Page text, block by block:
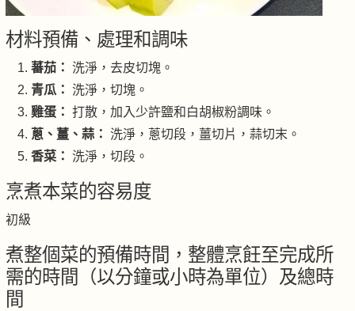
材料預備、處理和調味
蕃茄： 洗淨，去皮切塊。
青瓜： 洗淨，切塊。
雞蛋： 打散，加入少許鹽和白胡椒粉調味。
蔥、薑、蒜： 洗淨，蔥切段，薑切片，蒜切末。
香菜： 洗淨，切段。
烹煮本菜的容易度
初級
煮整個菜的預備時間，整體烹飪至完成所
需的時間（以分鐘或小時為單位）及總時
間